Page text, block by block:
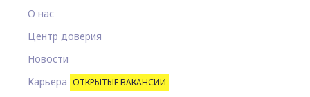
О нас
Центр доверия
Новости
Карьера ОТКРЫТЫЕ ВАКАНСИИ